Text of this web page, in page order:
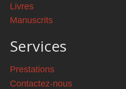
Livres
Manuscrits
Services
Prestations
Contactez-nous